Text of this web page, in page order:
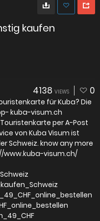
kaufen
4138 VIEWS 0
für Kuba? Die
kuba-visum.ch
per A-Post
von Kuba Visum ist
Schweiz. know any more
www.kuba-visum.ch/